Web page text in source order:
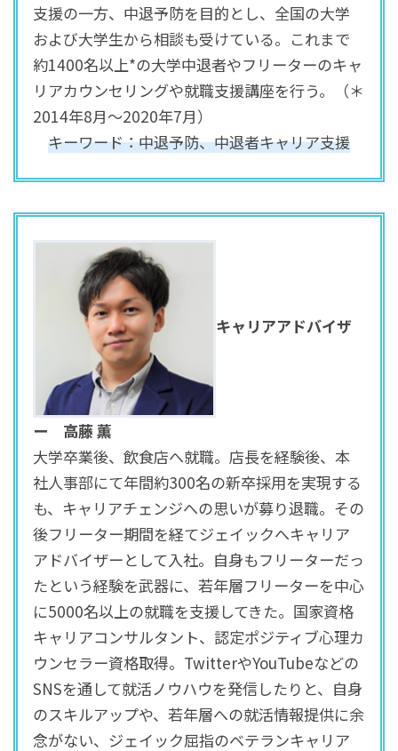
支援の一方、中退予防を目的とし、全国の大学
および大学生から相談も受けている。これまで
約1400名以上*の大学中退者やフリーターのキャ
リアカウンセリングや就職支援講座を行う。（＊
2014年8月～2020年7月）
キーワード：中退予防、中退者キャリア支援
キャリアアドバイザ
ー 高藤 薫
大学卒業後、飲食店へ就職。店長を経験後、本
社人事部にて年間約300名の新卒採用を実現する
も、キャリアチェンジへの思いが募り退職。その
後フリーター期間を経てジェイックへキャリア
アドバイザーとして入社。自身もフリーターだっ
たという経験を武器に、若年層フリーターを中心
に5000名以上の就職を支援してきた。国家資格
キャリアコンサルタント、認定ポジティブ心理カ
ウンセラー資格取得。TwitterやYouTubeなどの
SNSを通して就活ノウハウを発信したりと、自身
のスキルアップや、若年層への就活情報提供に余
念がない、ジェイック屈指のベテランキャリア